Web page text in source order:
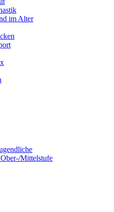
im Alter
Mittelstufe